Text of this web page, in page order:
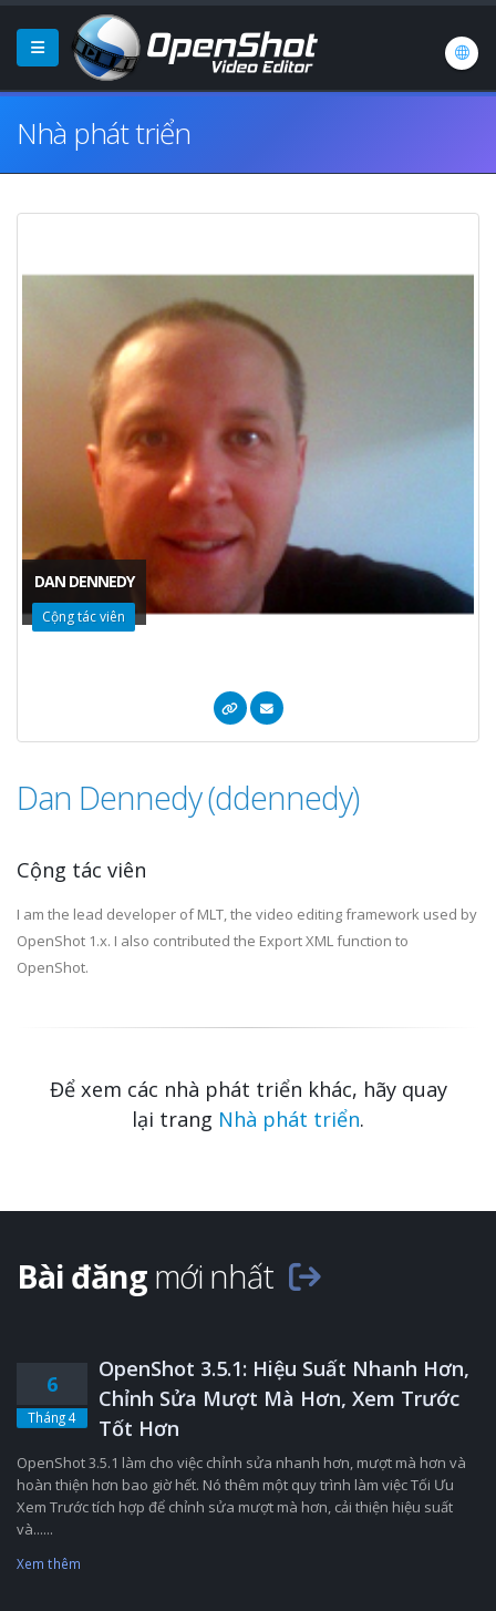
Nhà phát triển
DAN DENNEDY
Cộng tác viên
Dan Dennedy (ddennedy)
Cộng tác viên
I am the lead developer of MLT, the video editing framework used by
OpenShot 1.x. I also contributed the Export XML function to
OpenShot.
Để xem các nhà phát triển khác, hãy quay
lại trang Nhà phát triển.
Bài đăng mới nhất
6
Tháng 4
OpenShot 3.5.1: Hiệu Suất Nhanh Hơn,
Chỉnh Sửa Mượt Mà Hơn, Xem Trước
Tốt Hơn
OpenShot 3.5.1 làm cho việc chỉnh sửa nhanh hơn, mượt mà hơn và
hoàn thiện hơn bao giờ hết. Nó thêm một quy trình làm việc Tối Ưu
Xem Trước tích hợp để chỉnh sửa mượt mà hơn, cải thiện hiệu suất
và......
Xem thêm